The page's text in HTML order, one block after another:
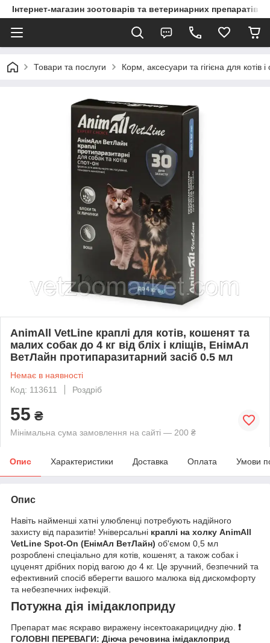
Інтернет-магазин зоотоварів та ветеринарних препаратів
Товари та послуги Корм, аксесуари та гігієна для котів і
AnimAll VetLine краплі для котів, кошенят та
малих собак до 4 кг від бліх і кліщів, ЕнімАл
ВетЛайн протипаразитарний засіб 0.5 мл
Немає в наявності
Код: 113611
Роздріб
55 ₴
Мінімальна сума замовлення на сайті — 200 ₴
Опис Характеристики Доставка Оплата Умови
Опис
Навіть найменші хатні улюбленці потребують надійного
захисту від паразитів! Універсальні краплі на холку AnimAll
VetLine Spot-On (ЕнімАл ВетЛайн) об'ємом 0,5 мл
розроблені спеціально для котів, кошенят, а також собак і
цуценят дрібних порід вагою до 4 кг. Це зручний, безпечний та
ефективний спосіб вберегти вашого малюка від дискомфорту
та небезпечних інфекцій.
Потужна дія імідаклоприду
Препарат має яскраво виражену інсектоакарицидну дію. ❗️
ГОЛОВНІ ПЕРЕВАГИ: Діюча речовина імідаклоприд